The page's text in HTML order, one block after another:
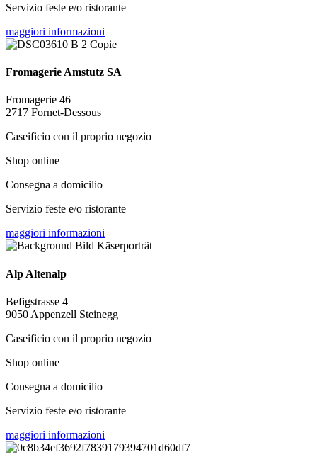
Servizio feste e/o ristorante
maggiori informazioni
Fromagerie Amstutz SA
Fromagerie 46
2717 Fornet-Dessous
Caseificio con il proprio negozio
Shop online
Consegna a domicilio
Servizio feste e/o ristorante
maggiori informazioni
Alp Altenalp
Befigstrasse 4
9050 Appenzell Steinegg
Caseificio con il proprio negozio
Shop online
Consegna a domicilio
Servizio feste e/o ristorante
maggiori informazioni